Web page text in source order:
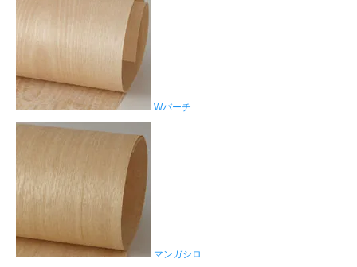
Wバーチ
マンガシロ